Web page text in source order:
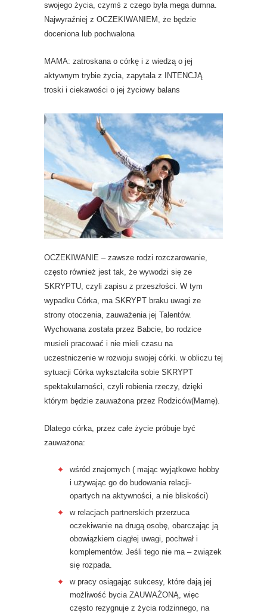
swojego życia, czymś z czego była mega dumna.
Najwyraźniej z OCZEKIWANIEM, że będzie
doceniona lub pochwalona
MAMA: zatroskana o córkę i z wiedzą o jej
aktywnym trybie życia, zapytała z INTENCJĄ
troski i ciekawości o jej życiowy balans
OCZEKIWANIE – zawsze rodzi rozczarowanie,
często również jest tak, że wywodzi się ze
SKRYPTU, czyli zapisu z przeszłości. W tym
wypadku Córka, ma SKRYPT braku uwagi ze
strony otoczenia, zauważenia jej Talentów.
Wychowana została przez Babcie, bo rodzice
musieli pracować i nie mieli czasu na
uczestniczenie w rozwoju swojej córki. w obliczu tej
sytuacji Córka wykształciła sobie SKRYPT
spektakularności, czyli robienia rzeczy, dzięki
którym będzie zauważona przez Rodziców(Mamę).
Dlatego córka, przez całe życie próbuje być
zauważona:
wśród znajomych ( mając wyjątkowe hobby
i używając go do budowania relacji-
opartych na aktywności, a nie bliskości)
w relacjach partnerskich przerzuca
oczekiwanie na drugą osobę, obarczając ją
obowiązkiem ciągłej uwagi, pochwał i
komplementów. Jeśli tego nie ma – związek
się rozpada.
w pracy osiągając sukcesy, które dają jej
możliwość bycia ZAUWAŻONĄ, więc
często rezygnuje z życia rodzinnego, na